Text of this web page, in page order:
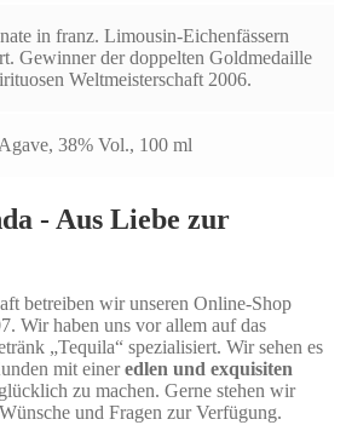
in franz. Limousin-Eichenfässern
Gewinner der doppelten Goldmedaille
Weltmeisterschaft 2006.
38% Vol., 100 ml
- Aus Liebe zur
betreiben wir unseren Online-Shop
Wir haben uns vor allem auf das
„Tequila“ spezialisiert. Wir sehen es
mit eineredlen und exquisiten
zu machen. Gerne stehen wir
und Fragen zur Verfügung.